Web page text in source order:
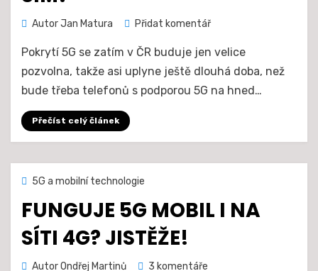
AutorJan Matura Přidat komentářna
telefony
už
tu
5G
Pokrytí 5G se zatím v ČR buduje jen velice
pozvolna, takže asi uplyne ještě dlouhá doba, než
bude třeba telefonů s podporou 5G na hned…
Přečíst celý článek
Zveřejněno
24. 9. 2020
5G a mobilní technologie
FUNGUJE 5G MOBIL I NA
SÍTI 4G? JISTĚŽE!
AutorOndřej Martinů 3 komentáře